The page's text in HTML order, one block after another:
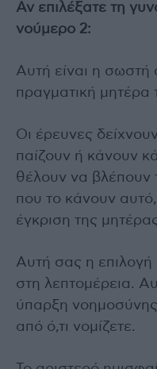
Αν επιλέξατε τη
νούμερο 2:
Αυτή είναι η σωστή
πραγματική μητέρα
Οι έρευνες
παίζουν ή κάνουν
θέλουν να βλέπουν
που το κάνουν αυτό,
έγκριση της
Αυτή σας η επιλογή
στη λεπτομέρεια.
ύπαρξη
από ό,τι νομίζετε.